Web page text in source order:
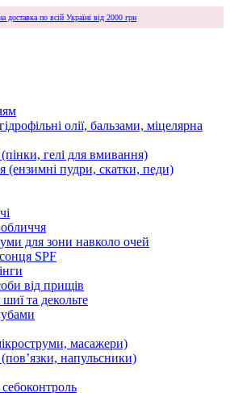
доставка по всій Україні від 2000 грн
олії, бальзами, міцелярна
гелі для вмивання)
(ензимні пудри, скатки, педи)
для зони навколо очей
SPF
від прищів
та декольте
масажери)
напульсники)